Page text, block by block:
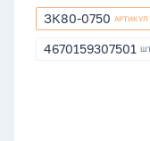
ЗК80-
0750
ЗК80-0750 АРТИКУЛ
4670159307501
4670159307501